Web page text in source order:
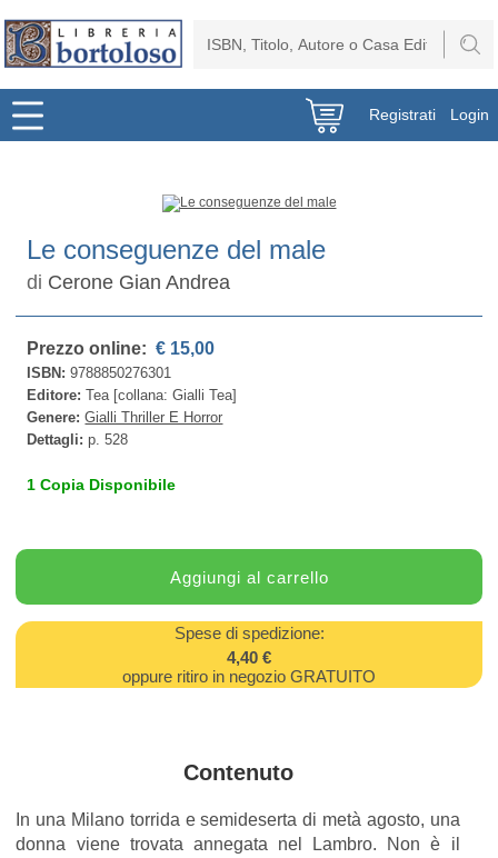
Registrati Login
Le conseguenze del male
di Cerone Gian Andrea
Prezzo online: € 15,00
ISBN:9788850276301
Editore:Tea [collana: Gialli Tea]
Genere:Gialli Thriller E Horror
Dettagli:p. 528
1 Copia Disponibile
Spese di spedizione:
4,40 €
oppure ritiro in negozio GRATUITO
Contenuto
In una Milano torrida e semideserta di metà agosto, una
donna viene trovata annegata nel Lambro. Non è il